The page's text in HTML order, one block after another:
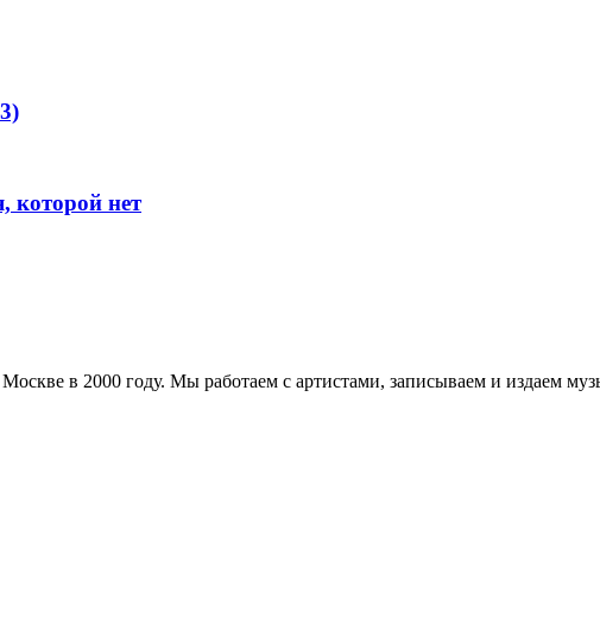
которой нет
в 2000 году. Мы работаем с артистами, записываем и издаем